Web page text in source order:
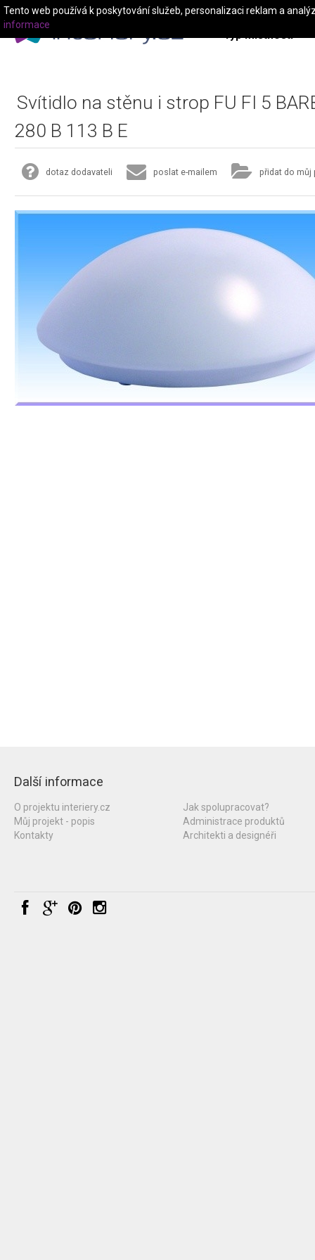
Typ místnosti
Svítidlo na stěnu i strop FU FI 5
280 B 113 B E
dotaz dodavateli poslat e-mailem přidat do můj
Další informace
O projektu interiery.cz
Můj projekt - popis
Kontakty
Jak spolupracovat?
Administrace produktů
Architekti a designéři
Tento web používá k poskytování služeb, personalizaci reklam a
informace